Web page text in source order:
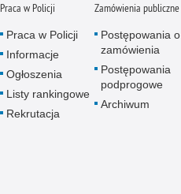
Praca w Policji
Praca w Policji
Informacje
Ogłoszenia
Listy rankingowe
Rekrutacja
Zamówienia publiczne
Postępowania o
zamówienia
Postępowania
podprogowe
Archiwum